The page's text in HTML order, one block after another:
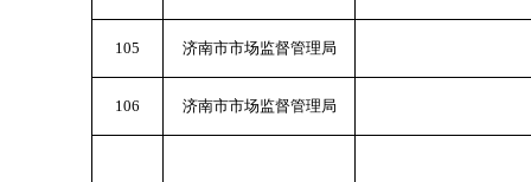
105 济南市市场监督管理局
106 济南市市场监督管理局